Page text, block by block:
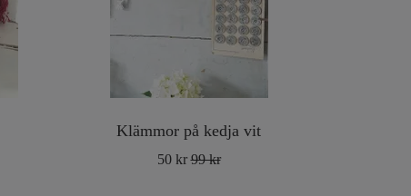
Klämmor på kedja vit
50 kr99 kr